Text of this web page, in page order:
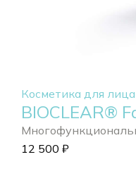
Косметика для лица
BIOCLEAR®
12 500 ₽